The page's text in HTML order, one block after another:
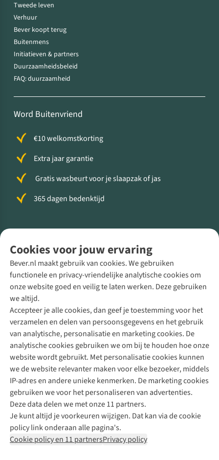
Cookies voor jouw ervaring
Bever.nl maakt gebruik van cookies. We gebruiken
functionele en privacy-vriendelijke analytische cookies om
onze website goed en veilig te laten werken. Deze gebruiken
we altijd.
Accepteer je alle cookies, dan geef je toestemming voor het
verzamelen en delen van persoonsgegevens en het gebruik
van analytische, personalisatie en marketing cookies. De
analytische cookies gebruiken we om bij te houden hoe onze
website wordt gebruikt. Met personalisatie cookies kunnen
we de website relevanter maken voor elke bezoeker, middels
IP-adres en andere unieke kenmerken. De marketing cookies
gebruiken we voor het personaliseren van advertenties.
Deze data delen we met onze 11 partners.
Je kunt altijd je voorkeuren wijzigen. Dat kan via de cookie
policy link onderaan alle pagina's.
Cookie policy en 11 partnersPrivacy policy
Tweede leven
Verhuur
Bever koopt terug
Buitenmens
Initiatieven & partners
Duurzaamheidsbeleid
FAQ: duurzaamheid
Word Buitenvriend
€10 welkomstkorting
Extra jaar garantie
Gratis wasbeurt voor je slaapzak of jas
365 dagen bedenktijd
Direct advies van een Buitenexpert
+31 (0)85 888 50 88
+31 6 12 28 49 80
Contactformulier